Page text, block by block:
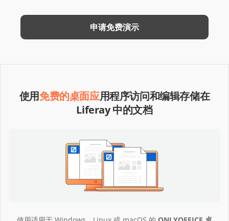
申请免费演示
使用免费的桌面应用程序访问和编辑存储在
Liferay 中的文档